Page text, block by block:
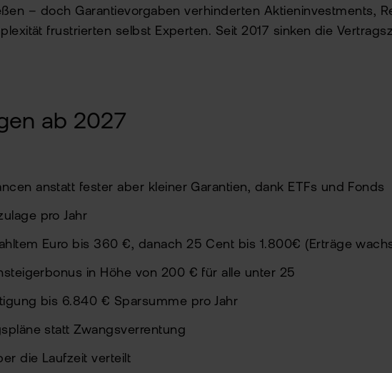
– doch Garantievorgaben verhinderten Aktieninvestments,
frustrierten selbst Experten. Seit 2017 sinken die
ab 2027
anstatt fester aber kleiner Garantien, dank ETFs und Fonds
pro Jahr
Euro bis 360 €, danach 25 Cent bis 1.800€ (Erträge
in Höhe von 200 € für alle unter 25
bis 6.840 € Sparsumme pro Jahr
statt Zwangsverrentung
die Laufzeit verteilt